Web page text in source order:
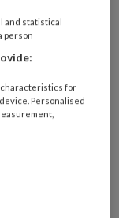
and statistical
person
characteristics for
Personalised